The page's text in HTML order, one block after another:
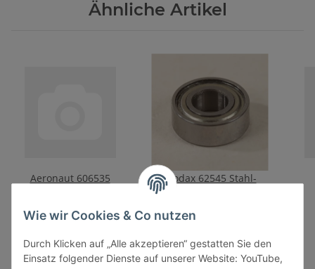
Ähnliche Artikel
Aeronaut 606535
6,60 €
Modax 62545 Stahl-
Kugellager 5,0 x 11 x 4,0
Wie wir Cookies & Co nutzen
Durch Klicken auf „Alle akzeptieren“ gestatten Sie den
Einsatz folgender Dienste auf unserer Website: YouTube,